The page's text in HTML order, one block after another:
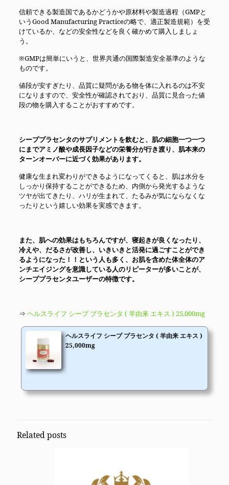
信頼できる製造国であるかどうかや原材料や製造過程（GMPと
いうGood Manufacturing Practiceの略で、適正製造規範）を受
けているか、などの安全性などを良く確かめて購入しましょ
う。
※GMPは簡単にいうと、世界共通の国際製造安全基準のような
ものです。
値段が安すぎたり、品質に疑問がある物を体に入れるのは不安
になりますので、安全性が確認されており、品質に見合った値
段の物を購入することがおすすめです。
シーププラセンタのサプリメントを飲むと、 肌の細胞一つ一つ
にまでアミノ酸や成長因子などの栄養分が行き渡り、 肌本来の
ターンオーバーに近づく効果があります。
健康な生まれ変わりができるようになってくると、肌は水分を
しっかり保持することができるため、内側から発光するような
ツヤが出てきたり、ハリが生まれて、たるみが気にならなくな
ったりという嬉しい効果を実感できます。
また、肌への効果はもちろんですが、寝起きが良くなったり、
冷えや、だるさが改善し、いきいきと活発に過ごすことができ
るようになった！！という人も多く、お肌を含めた体全体のア
ンチエイジングを意識している人のリピーターが多いことが、
シーププラセンタユーザーの特徴です。
⇒ ヘルスライフ シープ プラセンタ ( 羊由来 エキス ) 25,000mg
ヘルスライフ シープ プラセンタ ( 羊由来 エキス )
25,000mg
Related posts